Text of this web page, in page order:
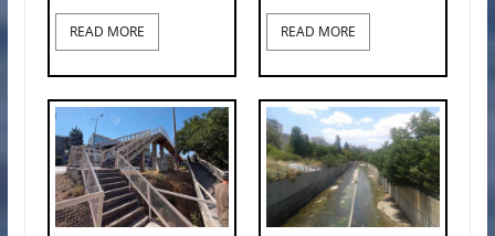
READ MORE READ MORE